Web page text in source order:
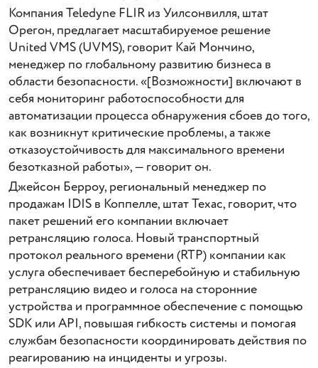
Компания Teledyne FLIR из Уилсонвилля, штат
Орегон, предлагает масштабируемое решение
United VMS (UVMS), говорит Кай Мончино,
менеджер по глобальному развитию бизнеса в
области безопасности. «[Возможности] включают в
себя мониторинг работоспособности для
автоматизации процесса обнаружения сбоев до того,
как возникнут критические проблемы, а также
отказоустойчивость для максимального времени
безотказной работы», — говорит он.
Джейсон Берроу, региональный менеджер по
продажам IDIS в Коппелле, штат Техас, говорит, что
пакет решений его компании включает
ретрансляцию голоса. Новый транспортный
протокол реального времени (RTP) компании как
услуга обеспечивает бесперебойную и стабильную
ретрансляцию видео и голоса на сторонние
устройства и программное обеспечение с помощью
SDK или API, повышая гибкость системы и помогая
службам безопасности координировать действия по
реагированию на инциденты и угрозы.